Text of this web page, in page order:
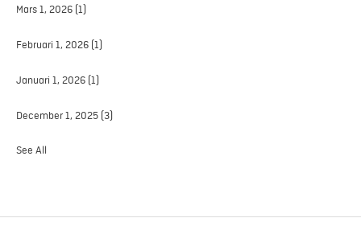
Mars 1, 2026 (1)
Februari 1, 2026 (1)
Januari 1, 2026 (1)
December 1, 2025 (3)
See All